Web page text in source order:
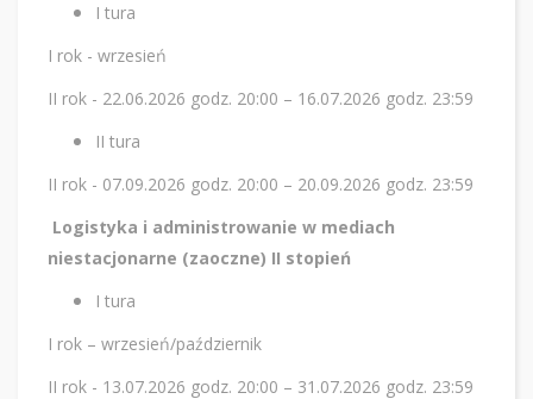
I tura
I rok - wrzesień
II rok - 22.06.2026 godz. 20:00 – 16.07.2026 godz. 23:59
II tura
II rok - 07.09.2026 godz. 20:00 – 20.09.2026 godz. 23:59
Logistyka i administrowanie w mediach
niestacjonarne (zaoczne) II stopień
I tura
I rok – wrzesień/październik
II rok - 13.07.2026 godz. 20:00 – 31.07.2026 godz. 23:59